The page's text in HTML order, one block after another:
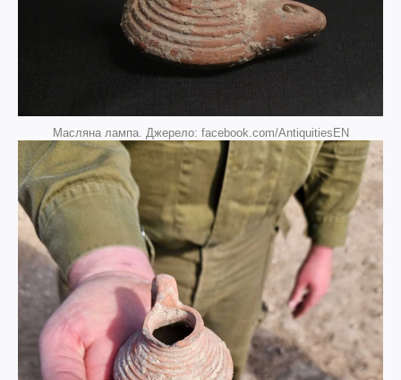
Масляна лампа. Джерело: facebook.com/AntiquitiesEN